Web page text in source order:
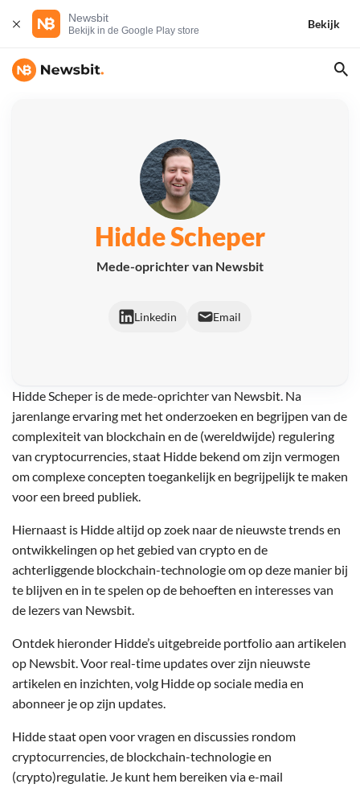
Newsbit
Bekijk in de Google Play store
Bekijk
Hidde Scheper
Mede-oprichter van Newsbit
Linkedin Email
Hidde Scheper is de mede-oprichter van Newsbit. Na
jarenlange ervaring met het onderzoeken en begrijpen van de
complexiteit van blockchain en de (wereldwijde) regulering
van cryptocurrencies, staat Hidde bekend om zijn vermogen
om complexe concepten toegankelijk en begrijpelijk te maken
voor een breed publiek.
Hiernaast is Hidde altijd op zoek naar de nieuwste trends en
ontwikkelingen op het gebied van crypto en de
achterliggende blockchain-technologie om op deze manier bij
te blijven en in te spelen op de behoeften en interesses van
de lezers van Newsbit.
Ontdek hieronder Hidde’s uitgebreide portfolio aan artikelen
op Newsbit. Voor real-time updates over zijn nieuwste
artikelen en inzichten, volg Hidde op sociale media en
abonneer je op zijn updates.
Hidde staat open voor vragen en discussies rondom
cryptocurrencies, de blockchain-technologie en
(crypto)regulatie. Je kunt hem bereiken via e-mail